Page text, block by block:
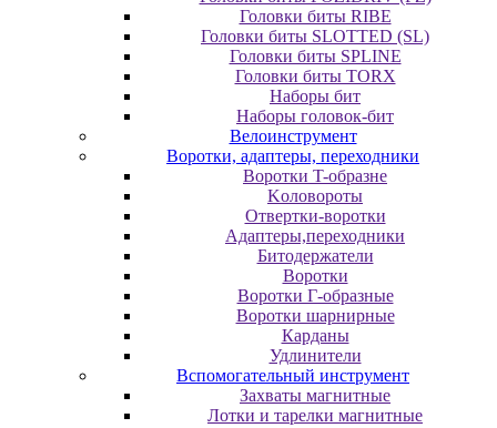
Головки биты RIBE
Головки биты SLOTTED (SL)
Головки биты SPLINE
Головки биты TORX
Наборы бит
Наборы головок-бит
Велоинструмент
Воротки, адаптеры, переходники
Bopoтки T-oбpaзне
Koлoвopoты
Oтвepтки-вopoтки
Адаптеры,переходники
Битодержатели
Воротки
Воротки Г-образные
Воротки шарнирные
Карданы
Удлинители
Вспомогательный инструмент
Захваты магнитные
Лотки и тарелки магнитные